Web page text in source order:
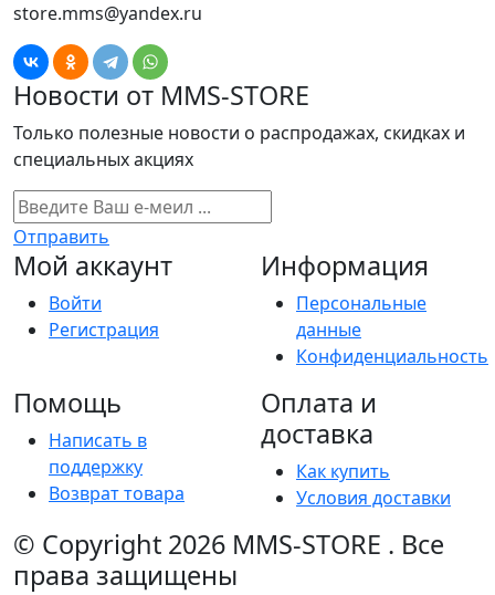
store.mms@yandex.ru
Новости от MMS-STORE
Только полезные новости о распродажах, скидках и
специальных акциях
Отправить
Мой аккаунт
Войти
Регистрация
Информация
Персональные
данные
Конфиденциальность
Помощь
Написать в
поддержку
Возврат товара
Оплата и
доставка
Как купить
Условия доставки
© Copyright 2026 MMS-STORE . Все
права защищены